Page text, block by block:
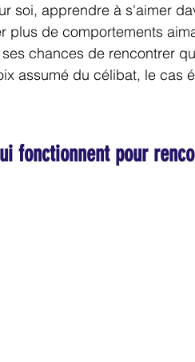
soi, apprendre à s'aimer
plus de comportements
chances de rencontrer
assumé du célibat, le cas
fonctionnent pour